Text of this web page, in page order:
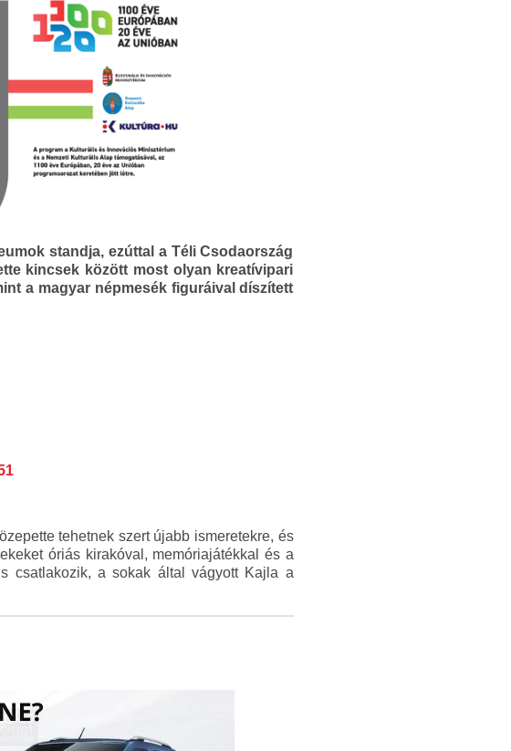
standja, ezúttal a Téli Csodaország
kincsek között most olyan kreatívipari
a magyar népmesék figuráival díszített
tehetnek szert újabb ismeretekre, és
óriás kirakóval, memóriajátékkal és a
csatlakozik, a sokak által vágyott Kajla a